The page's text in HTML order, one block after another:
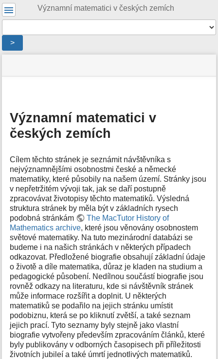
Významní matematici v českých zemích
Nástroje
>
Uživatelské
nástroje
stránky
pro
e
t
a
d
t
a
s
t
r
á
n
k
y
Významní matematici v
českých zemích
Cílem těchto stránek je seznámit návštěvníka s
nejvýznamnějšími osobnostmi české a německé
matematiky, které působily na našem území. Stránky jsou
v nepřetržitém vývoji tak, jak se daří postupně
zpracovávat životopisy těchto matematiků. Výsledná
struktura stránek by měla být v základních rysech
podobná stránkám
The MacTutor History of
Mathematics archive, které jsou věnovány osobnostem
světové matematiky. Na tuto mezinárodní databázi se
budeme i na našich stránkách v některých případech
odkazovat. Předložené biografie obsahují základní údaje
o životě a díle matematika, důraz je kladen na studium a
pedagogické působení. Nedílnou součástí biografie jsou
rovněž odkazy na literaturu, kde si návštěvník stránek
může informace rozšířit a doplnit. U některých
matematiků se podařilo na jejich stránku umístit
podobiznu, která se po kliknutí zvětší, a také seznam
jejich prací. Tyto seznamy byly stejně jako vlastní
biografie vytvořeny především zpracováním článků, které
byly publikovány v odborných časopisech při příležitosti
životních jubileí a také úmrtí jednotlivých matematiků.